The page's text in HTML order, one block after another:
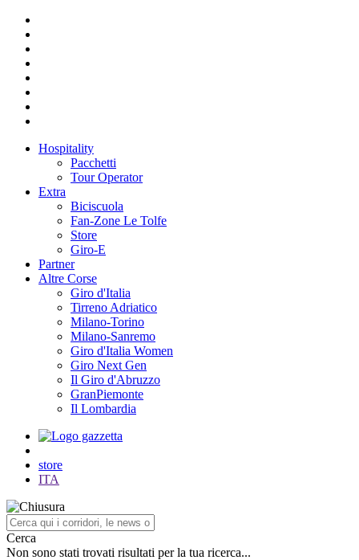
Hospitality
Pacchetti
Tour Operator
Extra
Biciscuola
Fan-Zone Le Tolfe
Store
Giro-E
Partner
Altre Corse
Giro d'Italia
Tirreno Adriatico
Milano-Torino
Milano-Sanremo
Giro d'Italia Women
Giro Next Gen
Il Giro d'Abruzzo
GranPiemonte
Il Lombardia
store
ITA
Cerca
Non sono stati trovati risultati per la tua ricerca...